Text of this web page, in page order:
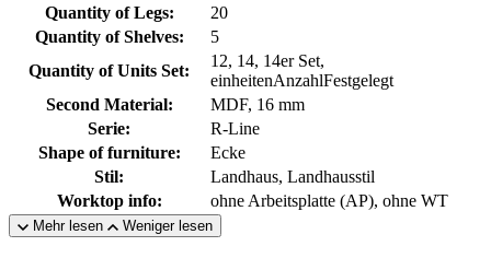
Quantity of Legs:
20
Quantity of Shelves:
5
Quantity of Units Set:
12, 14, 14er Set,
einheitenAnzahlFestgelegt
Second Material:
MDF, 16 mm
Serie:
R-Line
Shape of furniture:
Ecke
Stil:
Landhaus, Landhausstil
Worktop info:
ohne Arbeitsplatte (AP), ohne WT
Mehr lesen Weniger lesen